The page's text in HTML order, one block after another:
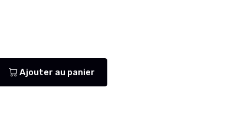
Ajouter au panier